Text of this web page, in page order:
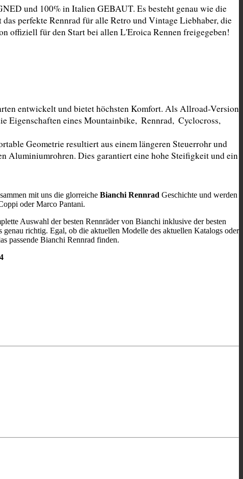
und 100% in Italien GEBAUT. Es besteht genau wie die
perfekte Rennrad für alle Retro und Vintage Liebhaber, die
offiziell für den Start bei allen L'Eroica Rennen freigegeben!
entwickelt und bietet höchsten Komfort. Als Allroad-Version
Eigenschaften eines Mountainbike,  Rennrad,  Cyclocross,
Geometrie resultiert aus einem längeren Steuerrohr und
Aluminiumrohren. Dies garantiert eine hohe Steifigkeit und ein
mit uns die glorreiche Bianchi Rennrad Geschichte und werden
oder Marco Pantani.
Auswahl der besten Rennräder von Bianchi inklusive der besten
richtig. Egal, ob die aktuellen Modelle des aktuellen Katalogs oder
passende Bianchi Rennrad finden.